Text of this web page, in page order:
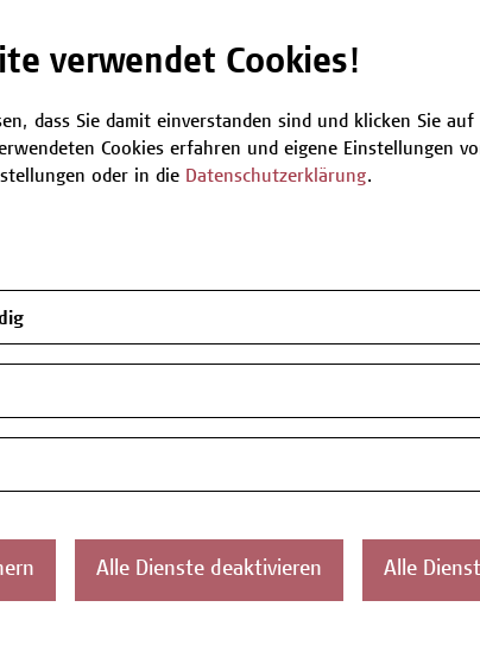
verwendet Cookies!
dass Sie damit einverstanden sind und klicken Sie
Cookies erfahren und eigene Einstellungen
oder in die Datenschutzerklärung.
Alle Dienste deaktivieren Alle